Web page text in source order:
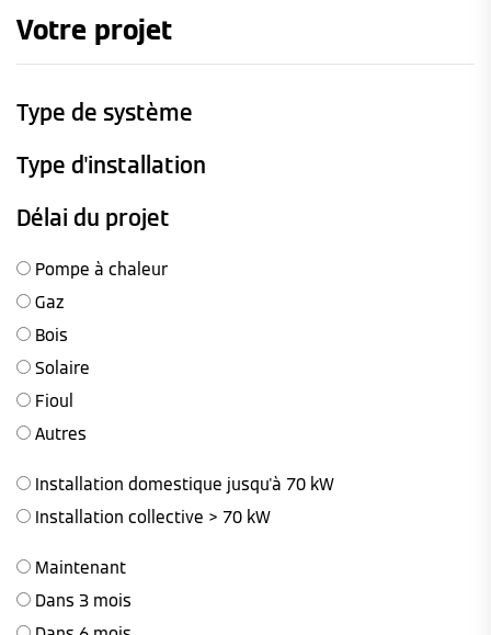
Votre projet
Type de système
Type d'installation
Délai du projet
Pompe à chaleur
Gaz
Bois
Solaire
Fioul
Autres
Installation domestique jusqu'à 70 kW
Installation collective > 70 kW
Maintenant
Dans 3 mois